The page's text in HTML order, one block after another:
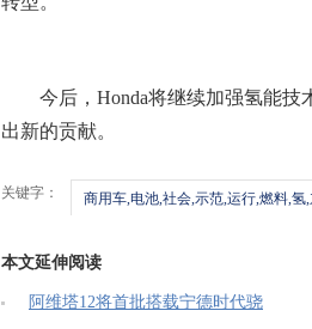
今后，Honda将继续加强氢能
出新的贡献。
关键字： 商用车,电池,社会,示范,运行,燃料,氢
本文延伸阅读
阿维塔12将首批搭载宁德时代骁